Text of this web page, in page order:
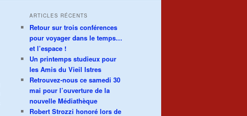
ARTICLES RÉCENTS
Retour sur trois conférences
pour voyager dans le temps…
et l’espace !
Un printemps studieux pour
les Amis du Vieil Istres
Retrouvez-nous ce samedi 30
mai pour l’ouverture de la
nouvelle Médiathèque
Robert Strozzi honoré lors de